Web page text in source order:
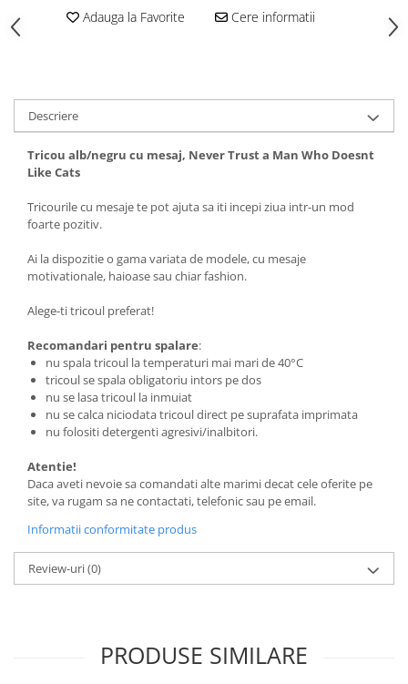
Tricouri biciclisti
Tricouri biciclisti MTB
Tricouri skateboard
Tricouri sport/fitness
Tricouri fitness/sala de forta
Adauga la Favorite Cere informatii
Descriere
Tricou alb/negru cu mesaj, Never Trust a Man Who Doesnt
Like Cats
Tricourile cu mesaje te pot ajuta sa iti incepi ziua intr-un mod
foarte pozitiv.
Ai la dispozitie o gama variata de modele, cu mesaje
motivationale, haioase sau chiar fashion.
Alege-ti tricoul preferat!
Recomandari pentru spalare:
nu spala tricoul la temperaturi mai mari de 40°C
tricoul se spala obligatoriu intors pe dos
nu se lasa tricoul la inmuiat
nu se calca niciodata tricoul direct pe suprafata imprimata
nu folositi detergenti agresivi/inalbitori.
Atentie!
Daca aveti nevoie sa comandati alte marimi decat cele oferite pe
site, va rugam sa ne contactati, telefonic sau pe email.
Informatii conformitate produs
Review-uri(0)
PRODUSE SIMILARE